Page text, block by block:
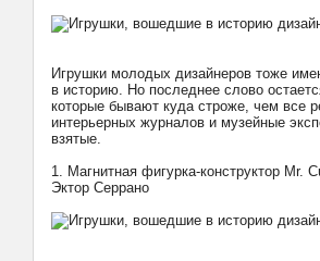
Игрушки молодых дизайнеров тоже
в историю. Но последнее слово
которые бывают куда строже, чем все
интерьерных журналов и музейные
взятые.
1. Магнитная фигурка-конструктор Mr.
Эктор Серрано